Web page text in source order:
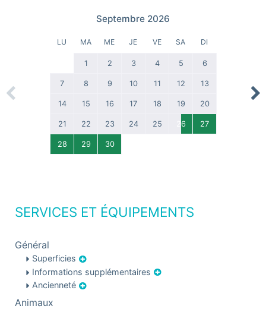
Previous
Septembre 2026
LU MA ME JE VE SA DI
1 2 3 4 5 6
7 8 9 10 11 12 13
14 15 16 17 18 19 20
21 22 23 24 25 26 27
28 29 30
SERVICES ET ÉQUIPEMENTS
Général
Superficies
Informations supplémentaires
Ancienneté
Animaux